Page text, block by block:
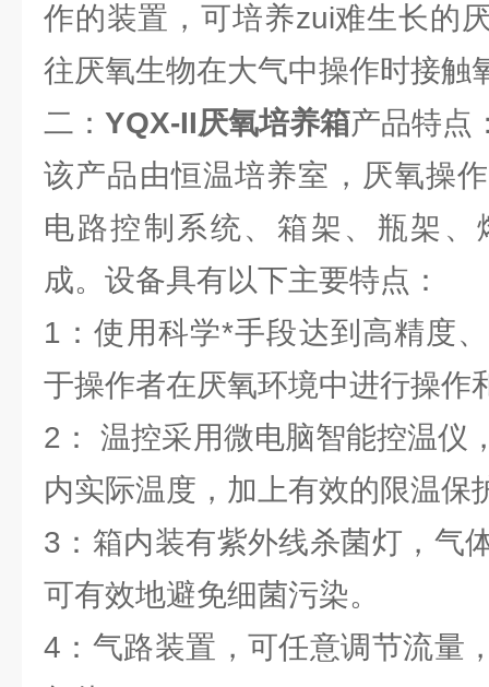
作的装置，可培养zui难生长的
往厌氧生物在大气中操作时接触
二： YQX-II厌氧培养箱产品特点
该产品由恒温培养室，厌氧操
电路控制系统、箱架、瓶架
成。设备具有以下主要特点：
1：使用科学*手段达到高精度
于操作者在厌氧环境中进行操作
2： 温控采用微电脑智能控温仪
内实际温度，加上有效的限温保
3：箱内装有紫外线杀菌灯，气
可有效地避免细菌污染。
4：气路装置，可任意调节流量